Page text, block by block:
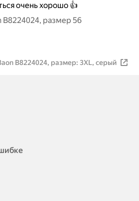
очень хорошо 👍
размер 56
B8224024, размер: 3XL, серый